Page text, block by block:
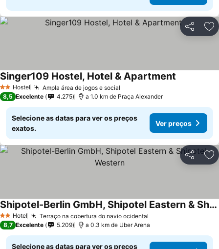
Partilhar
2 Estrelas
Hostel Ampla área de jogos e social
Singer109 Hostel, Hotel & Apartment
8,5 Excelente 4.275 a 1.0 km de Praça Alexander
Selecione as datas para ver os preços
exatos.
Ver preços
Partilhar
2 Estrelas
Hotel Terraço na cobertura do navio ocidental
Shipotel-Berlin GmbH, Shipotel Eastern & Shipotel Western
Ver preços
8,7 Excelente 5.209 a 0.3 km de Uber Arena
Selecione as datas para ver os preços